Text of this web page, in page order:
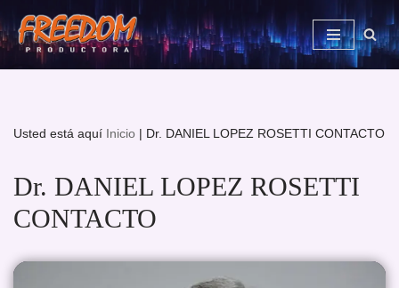
Saltar
al
Usted está aquí Inicio | Dr. DANIEL LOPEZ ROSETTI CONTACTO
Dr. DANIEL LOPEZ ROSETTI
CONTACTO